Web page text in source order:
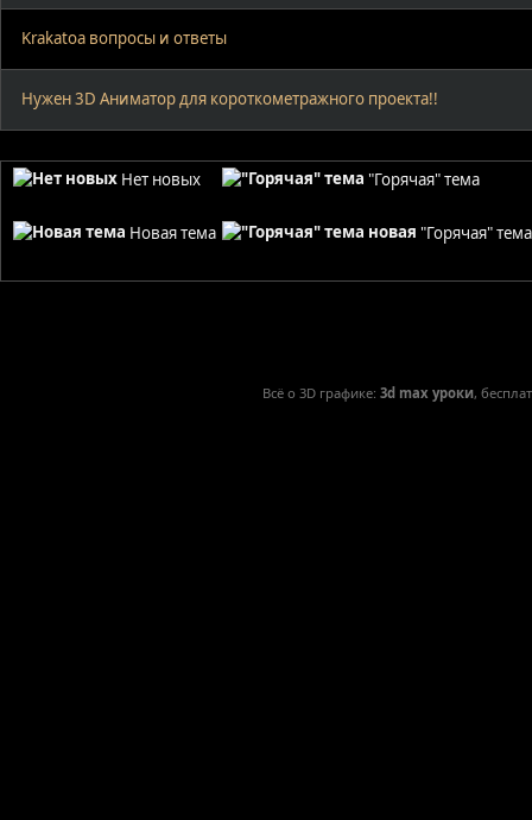
Krakatoa вопросы и ответы
Нужен 3D Аниматор для короткометражного проекта!!
Нет новых
Новая тема
"Горячая" тема
"Горячая"
Всё о 3D графике: 3d max уроки,